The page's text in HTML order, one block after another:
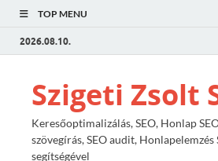
TOP MENU
2026.08.10.
Szigeti Zsolt
Keresőoptimalizálás, SEO, Honlap
szövegírás, SEO audit, Honlapelemzés
segítségével